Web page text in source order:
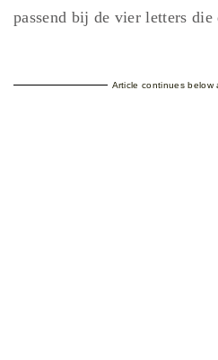
passend bij de vier letters die
Article continues below